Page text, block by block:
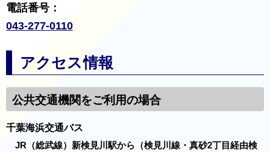
電話番号：
043-277-0110
アクセス情報
公共交通機関をご利用の場合
千葉海浜交通バス
JR（総武線）新検見川駅から（検見川線・真砂2丁目経由検